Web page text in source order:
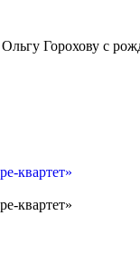
Ольгу Горохову с
квартет»
квартет»